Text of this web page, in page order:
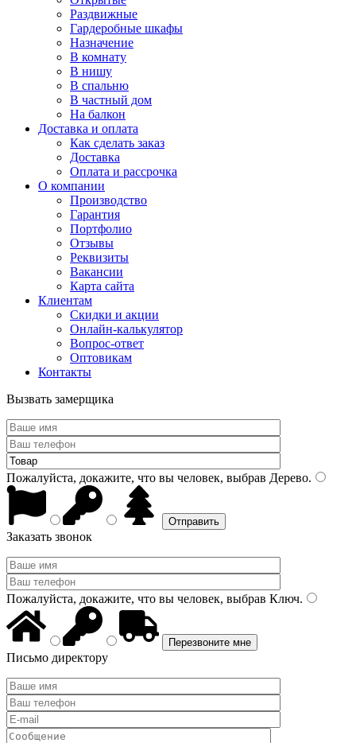
Раздвижные
Гардеробные шкафы
Назначение
В комнату
В нишу
В спальню
В частный дом
На балкон
Доставка и оплата
Как сделать заказ
Доставка
Оплата и рассрочка
О компании
Производство
Гарантия
Портфолио
Отзывы
Реквизиты
Вакансии
Карта сайта
Клиентам
Скидки и акции
Онлайн-калькулятор
Вопрос-ответ
Оптовикам
Контакты
Вызвать замерщика
Пожалуйста, докажите, что вы человек, выбрав Дерево.
Заказать звонок
Пожалуйста, докажите, что вы человек, выбрав Ключ.
Письмо директору